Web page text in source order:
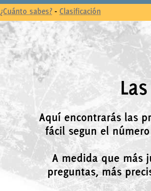
¿Cuánto sabes? - Clasificación
Aquí encontrarás las
fácil segun el
A medida que más
preguntas, más